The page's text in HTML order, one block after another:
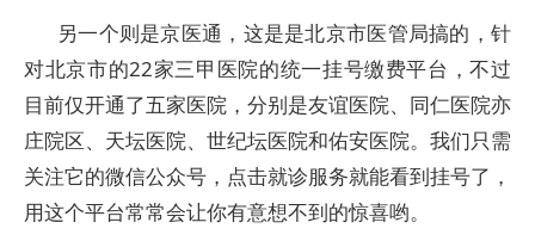
另一个则是京医通，这是是北京市医管局搞的，针
对北京市的22家三甲医院的统一挂号缴费平台，不过
目前仅开通了五家医院，分别是友谊医院、同仁医院亦
庄院区、天坛医院、世纪坛医院和佑安医院。我们只需
关注它的微信公众号，点击就诊服务就能看到挂号了，
用这个平台常常会让你有意想不到的惊喜哟。